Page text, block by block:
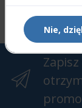
Nie,